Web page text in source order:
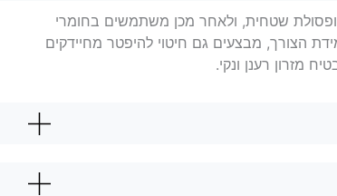
ופסולת שטחית, ולאחר מכן משתמשים בחומרי
הצורך, מבצעים גם חיטוי להיפטר מחיידקים
מזרון רענן ונקי.